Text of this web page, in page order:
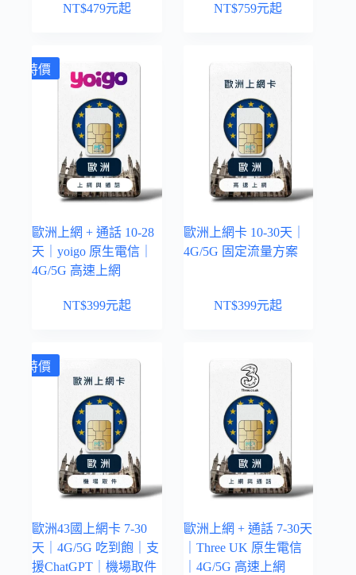
NT$479元起 NT$759元起
特價
歐洲上網 + 通話 10-28
天｜yoigo 原生電信｜
4G/5G 高速上網
NT$399元起
歐洲上網卡 10-30天｜
4G/5G 固定流量方案
NT$399元起
特價
歐洲43國上網卡 7-30
天｜4G/5G 吃到飽｜支
援ChatGPT｜機場取件
歐洲上網 + 通話 7-30天
｜Three UK 原生電信
｜4G/5G 高速上網